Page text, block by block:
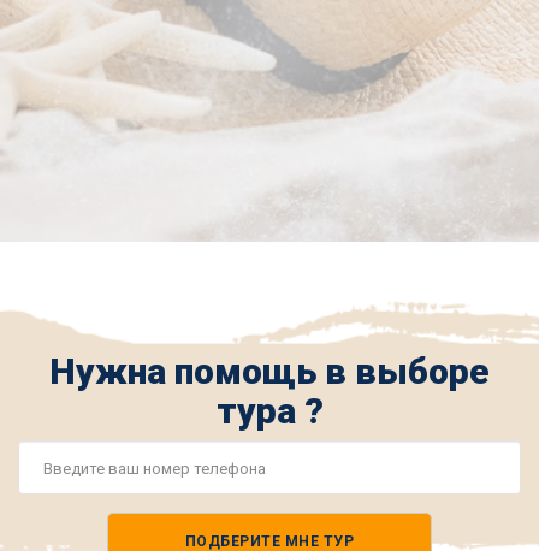
Нужна помощь в выборе
тура ?
ПОДБЕРИТЕ МНЕ ТУР